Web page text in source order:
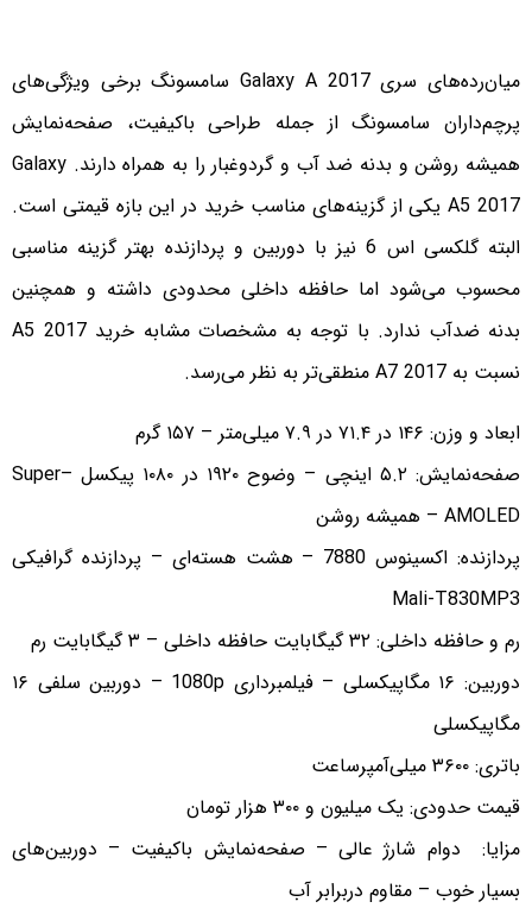
میان‌رده‌های سری Galaxy A 2017 سامسونگ برخی ویژگی‌های
پرچم‌داران سامسونگ از جمله طراحی باکیفیت، صفحه‌نمایش
همیشه روشن و بدنه ضد آب و گردوغبار را به همراه دارند. Galaxy
A5 2017 یکی از گزینه‌های مناسب خرید در این بازه قیمتی است.
البته گلکسی اس 6 نیز با دوربین و پردازنده بهتر گزینه مناسبی
محسوب می‌شود اما حافظه داخلی محدودی داشته و همچنین
بدنه ضدآب ندارد. با توجه به مشخصات مشابه خرید A5 2017
نسبت به A7 2017 منطقی‌تر به نظر می‌رسد.
ابعاد و وزن: ۱۴۶ در ۷۱.۴ در ۷.۹ میلی‌متر – ۱۵۷ گرم
صفحه‌نمایش: ۵.۲ اینچی – وضوح ۱۹۲۰ در ۱۰۸۰ پیکسل –Super
AMOLED – همیشه روشن
پردازنده: اکسینوس 7880 – هشت هسته‌ای – پردازنده گرافیکی
Mali-T830MP3
رم و حافظه داخلی: ۳۲ گیگابایت حافظه داخلی – ۳ گیگابایت رم
دوربین: ۱۶ مگاپیکسلی – فیلمبرداری 1080p – دوربین سلفی ۱۶
مگاپیکسلی
باتری: ۳۶۰۰ میلی‌آمپرساعت
قیمت حدودی: یک میلیون و ۳۰۰ هزار تومان
مزایا: دوام شارژ عالی – صفحه‌نمایش باکیفیت – دوربین‌های
بسیار خوب – مقاوم دربرابر آب